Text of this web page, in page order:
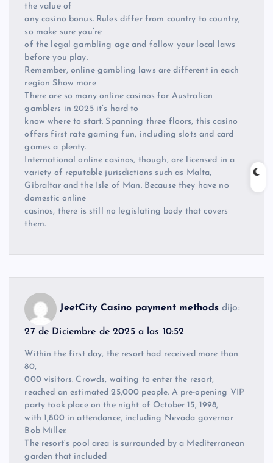
the value of
any casino bonus. Rules differ from country to country,
so make sure you’re
of the legal gambling age and follow your local laws
before you play.
Remember, online gambling laws are different in each
region Show more
There are so many online casinos for Australian
gamblers in 2025 it’s hard to
know where to start. Spanning three floors, this casino
offers first rate gaming fun, including slots and card
games a plenty.
International online casinos, though, are licensed in a
variety of reputable jurisdictions such as Malta,
Gibraltar and the Isle of Man. Because they have no
domestic online
casinos, there is still no legislating body that covers
them.
JeetCity Casino payment methods dijo:
27 de Diciembre de 2025 a las 10:52
Within the first day, the resort had received more than
80,
000 visitors. Crowds, waiting to enter the resort,
reached an estimated 25,000 people. A pre-opening VIP
party took place on the night of October 15, 1998,
with 1,800 in attendance, including Nevada governor
Bob Miller.
The resort’s pool area is surrounded by a Mediterranean
garden that included